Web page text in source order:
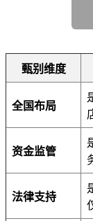
甄别维度
全国布局
资金监管
法律支持